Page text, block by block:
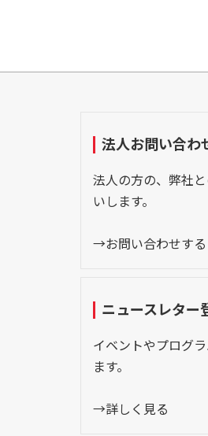
法人お問い合わ
法人の方の、弊社
いします。
→お問い合わせする
ニュースレター
イベントやプログ
ます。
→詳しく見る